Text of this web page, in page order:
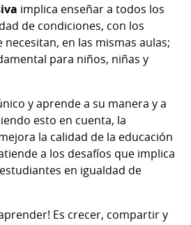
implica enseñar a todos los
de condiciones, con los
en las mismas aulas;
para niños, niñas y
y aprende a su manera y a
esto en cuenta, la
la calidad de la educación
a los desafíos que implica
en igualdad de
Es crecer, compartir y